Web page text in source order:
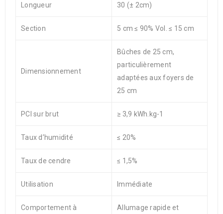
Longueur 30 (± 2cm)
Section 5 cm ≤ 90% Vol. ≤ 15 cm
Dimensionnement
Bûches de 25 cm,
particulièrement
adaptées aux foyers de
25 cm
PCI sur brut ≥ 3,9 kWh.kg-1
Taux d’humidité ≤ 20%
Taux de cendre ≤ 1,5%
Utilisation Immédiate
Comportement à
Allumage rapide et